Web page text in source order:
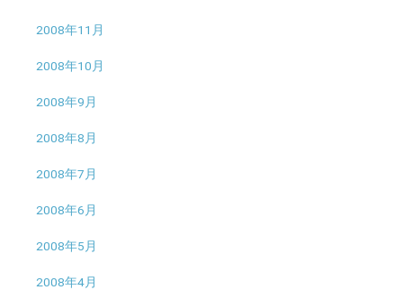
2008年11月
2008年10月
2008年9月
2008年8月
2008年7月
2008年6月
2008年5月
2008年4月